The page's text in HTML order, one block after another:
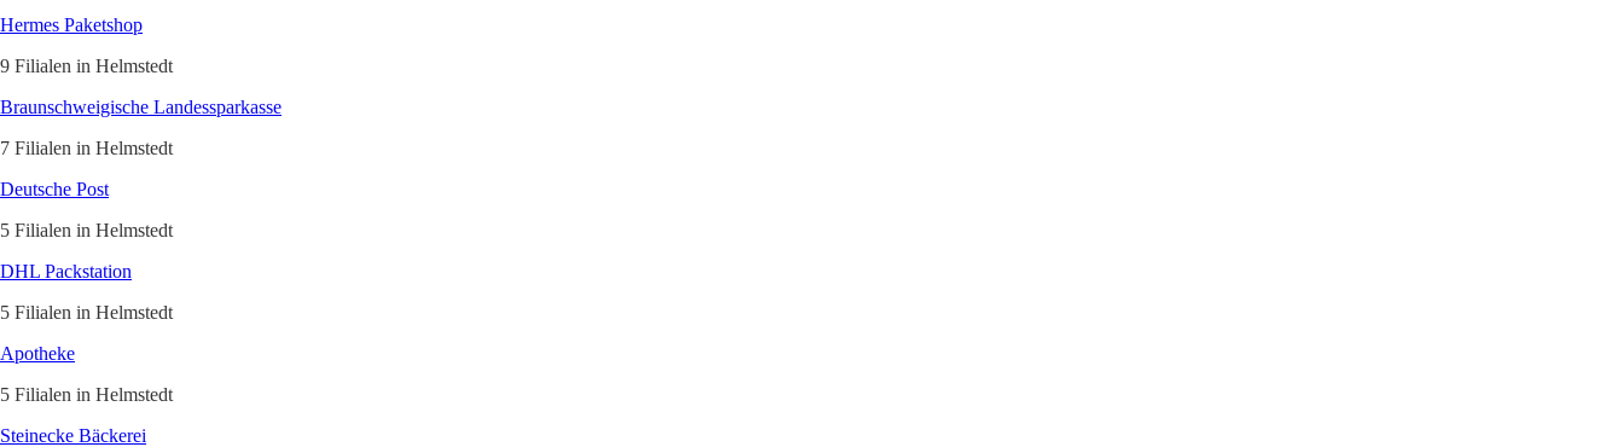
Hermes Paketshop
9 Filialen in Helmstedt
Braunschweigische Landessparkasse
7 Filialen in Helmstedt
Deutsche Post
5 Filialen in Helmstedt
DHL Packstation
5 Filialen in Helmstedt
Apotheke
5 Filialen in Helmstedt
Steinecke Bäckerei